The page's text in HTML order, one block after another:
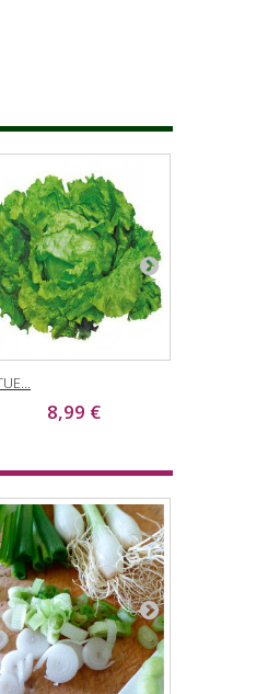
8,99 €